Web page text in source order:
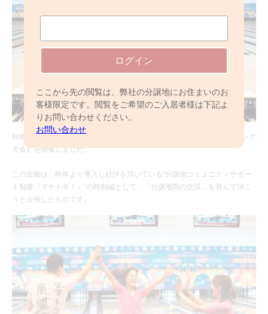
ログイン
ここから先の閲覧は、弊社の分譲地にお住まいのお
客様限定です。閲覧をご希望のご入居者様は下記よ
りお問い合わせください。
お問い合わせ
秋晴れ爽やかな９月、【第一回「マチトモカップ」分譲地対抗！ボーリング
大会】を開催しました。
この企画は、昨年より導入し好評を頂いている“分譲地コミュニティサポー
ト制度『マチトモ！』”の特別編として、「分譲地間の交流」を育んで頂こ
うと企画したものです。